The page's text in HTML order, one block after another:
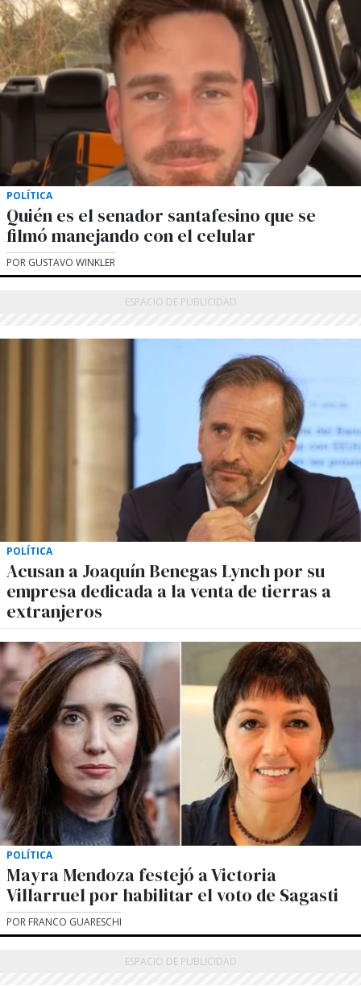
POLÍTICA
Quién es el senador santafesino que se
filmó manejando con el celular
POR GUSTAVO WINKLER
POLÍTICA
Acusan a Joaquín Benegas Lynch por su
empresa dedicada a la venta de tierras a
extranjeros
POLÍTICA
Mayra Mendoza festejó a Victoria
Villarruel por habilitar el voto de Sagasti
POR FRANCO GUARESCHI